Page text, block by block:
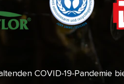
COVID-19-Pandemie